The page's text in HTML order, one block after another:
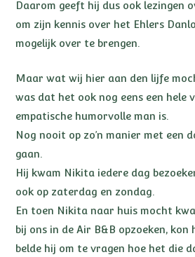
Daarom geeft hij dus ook lezingen
om zijn kennis over het Ehlers
mogelijk over te brengen.
Maar wat wij hier aan den lijfe
was dat het ook nog eens een hele
empatische humorvolle man is.
Nog nooit op zo’n manier met een
gaan.
Hij kwam Nikita iedere dag
ook op zaterdag en zondag.
En toen Nikita naar huis mocht
bij ons in de Air B&B opzoeken,
belde hij om te vragen hoe het die